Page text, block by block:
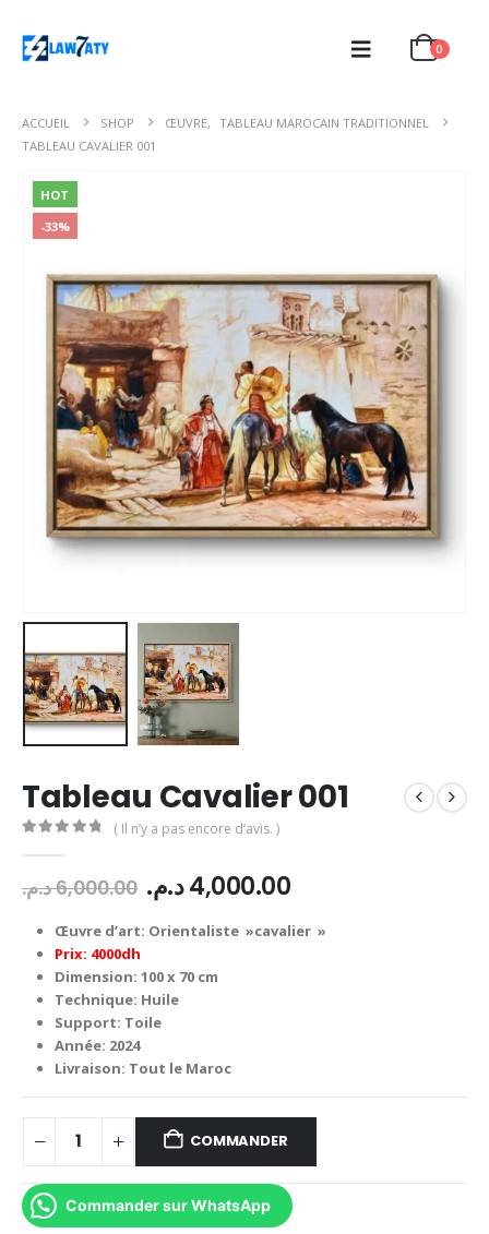
0
ACCUEIL SHOP ŒUVRE, TABLEAU MAROCAIN TRADITIONNEL
TABLEAU CAVALIER 001
HOT
-33%
Tableau Cavalier 001
( Il n’y a pas encore d’avis. )
6,000.00د.م. Le
prix
initial
4,000.00د.م. Le
actuel
Œuvre d’art: Orientaliste »cavalier »
Prix: 4000dh
Dimension: 100 x 70 cm
Technique: Huile
Support: Toile
Année: 2024
Livraison: Tout le Maroc
COMMANDER
Commander sur WhatsApp